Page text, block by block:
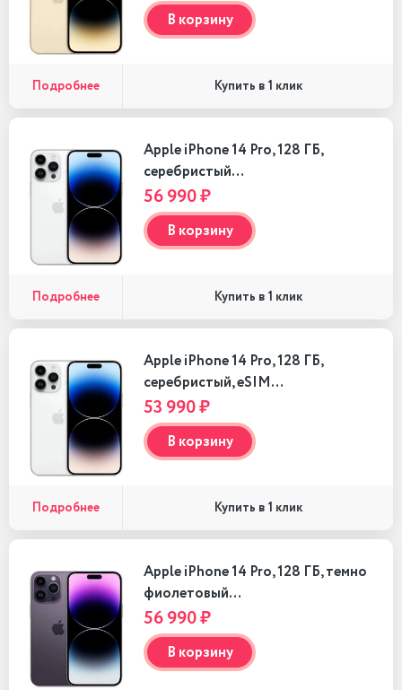
В корзину
Подробнее Купить в 1 клик
Apple iPhone 14 Pro, 128 ГБ,
серебристый…
56 990 ₽
В корзину
Подробнее Купить в 1 клик
Apple iPhone 14 Pro, 128 ГБ,
серебристый, eSIM…
53 990 ₽
В корзину
Подробнее Купить в 1 клик
Apple iPhone 14 Pro, 128 ГБ, темно
фиолетовый…
56 990 ₽
В корзину